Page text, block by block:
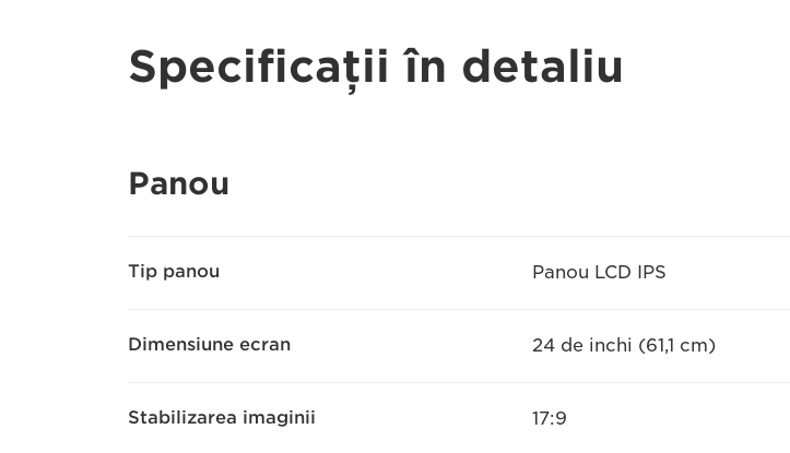
Specificaţii în detaliu
Panou
Tip panou Panou LCD IPS
Dimensiune ecran 24 de inchi (61,1 cm)
Stabilizarea imaginii 17:9